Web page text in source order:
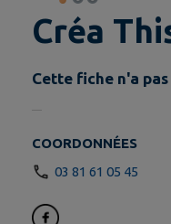
Créa
Cette fiche n'a
COORDONNÉES
03 81 61 05 45